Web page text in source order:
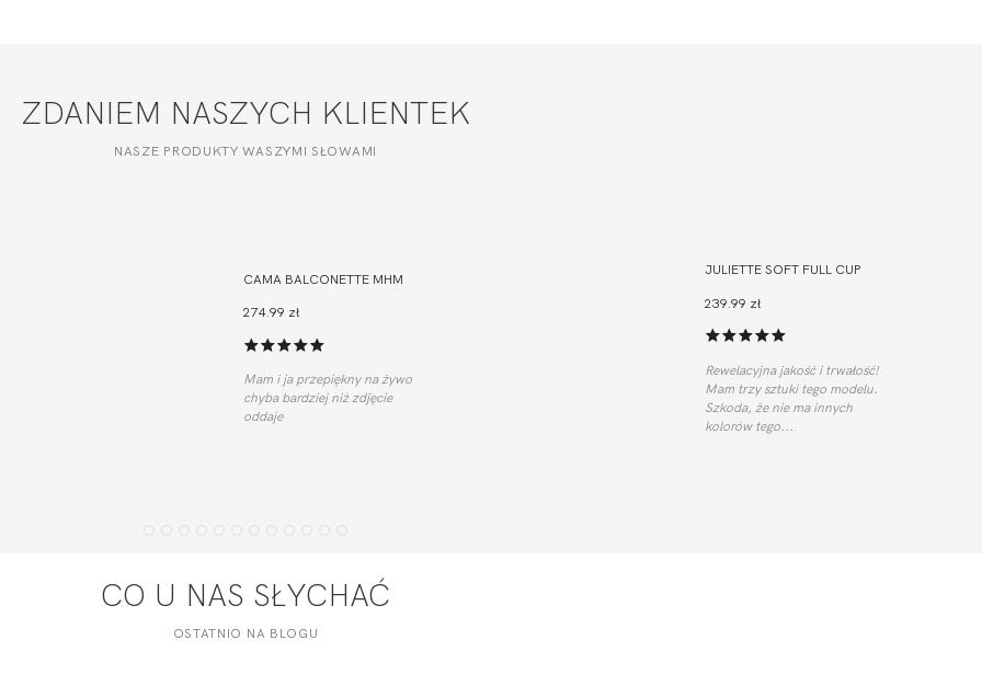
ZDANIEM NASZYCH KLIENTEK
NASZE PRODUKTY WASZYMI SŁOWAMI
CAMA BALCONETTE MHM
274.99 zł
Mam i ja przepiękny na żywo
chyba bardziej niż zdǰęcie
oddaje
JULIETTE SOFT FULL CUP
239.99 zł
Rewelacyjna jakość i trwałość!
Mam trzy sztuki tego modelu.
Szkoda, że nie ma innych
kolorów tego...
CO U NAS SŁYCHAĆ
OSTATNIO NA BLOGU